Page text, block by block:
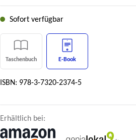
Sofort verfügbar
Taschenbuch E-Book
ISBN: 978-3-7320-2374-5
Erhältlich bei: